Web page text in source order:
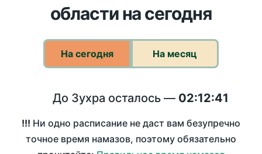
области на сегодня
На сегодня На месяц
До Зухра осталось — 02:12:41
!!! Ни одно расписание не даст вам безупречно
точное время намазов, поэтому обязательно